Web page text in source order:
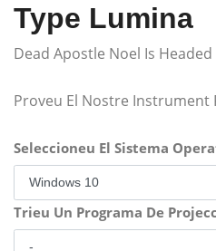
Type Lumina
Dead Apostle Noel Is
Proveu El Nostre Instrument
Seleccioneu El Sistema
Trieu Un Programa De